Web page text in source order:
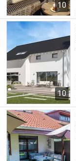
10
10